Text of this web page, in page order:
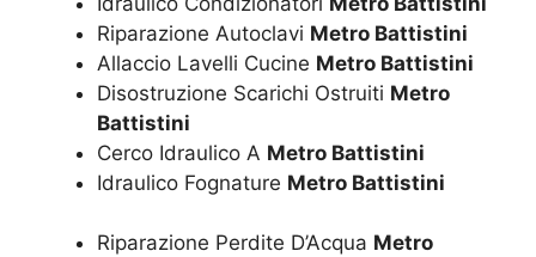
Riparazione Autoclavi Metro Battistini
Allaccio Lavelli Cucine Metro Battistini
Disostruzione Scarichi Ostruiti Metro
Battistini
Cerco Idraulico A Metro Battistini
Idraulico Fognature Metro Battistini
Riparazione Perdite D’Acqua Metro